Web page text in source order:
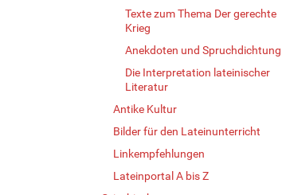
Texte zum Thema Der gerechte
Krieg
Anekdoten und Spruchdichtung
Die Interpretation lateinischer
Literatur
Antike Kultur
Bilder für den Lateinunterricht
Linkempfehlungen
Lateinportal A bis Z